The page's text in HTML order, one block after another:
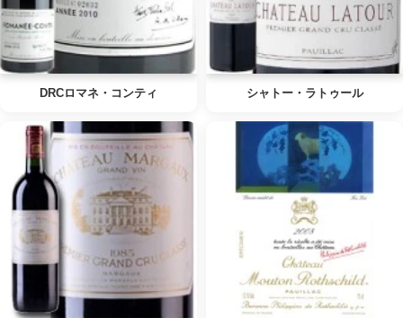
DRCロマネ・コンティ シャトー・ラトゥール